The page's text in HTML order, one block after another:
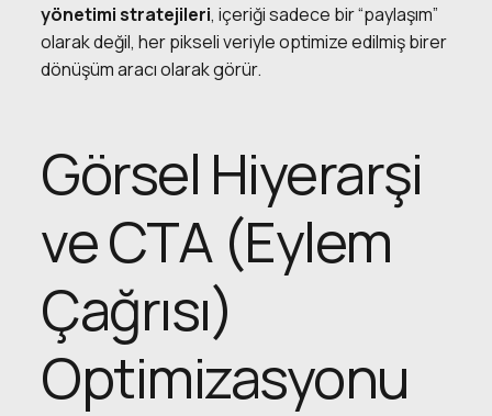
yönetimi stratejileri, içeriği sadece bir “paylaşım”
olarak değil, her pikseli veriyle optimize edilmiş birer
dönüşüm aracı olarak görür.
Görsel Hiyerarşi
ve CTA (Eylem
Çağrısı)
Optimizasyonu